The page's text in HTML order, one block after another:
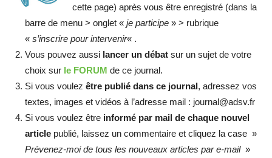
cette page) après vous être enregistré (dans la
barre de menu > onglet « je participe » > rubrique
« s’inscrire pour intervenir« .
Vous pouvez aussi lancer un débat sur un sujet de votre
choix sur le FORUM de ce journal.
Si vous voulez être publié dans ce journal, adressez vos
textes, images et vidéos à l’adresse mail : journal@adsv.fr
Si vous voulez être informé par mail de chaque nouvel
article publié, laissez un commentaire et cliquez la case »
Prévenez-moi de tous les nouveaux articles par e-mail»